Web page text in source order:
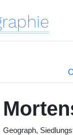
Geograph,